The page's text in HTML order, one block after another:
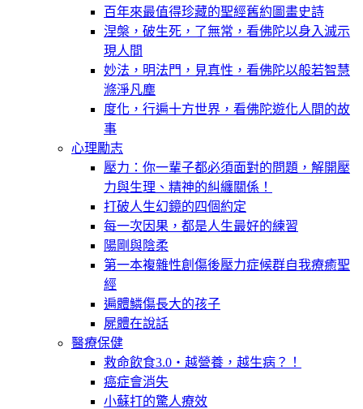
百年來最值得珍藏的聖經舊約圖畫史詩
涅槃，破生死，了無常，看佛陀以身入滅示
現人間
妙法，明法門，見真性，看佛陀以般若智慧
滌淨凡塵
度化，行遍十方世界，看佛陀遊化人間的故
事
心理勵志
壓力：你一輩子都必須面對的問題，解開壓
力與生理、精神的糾纏關係！
打破人生幻鏡的四個約定
每一次因果，都是人生最好的練習
陽剛與陰柔
第一本複雜性創傷後壓力症候群自我療癒聖
經
遍體鱗傷長大的孩子
屍體在說話
醫療保健
救命飲食3.0‧越營養，越生病？！
癌症會消失
小蘇打的驚人療效